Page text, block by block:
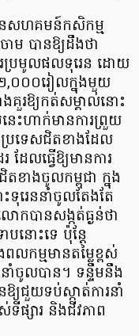
សហគមន៍កសិកម្ម
ាម បានឱ្យដឹងថា
ប្រមូលផលទុរេន ដោយ
២,០០០រៀលក្នុងមួយ
គួរឱ្យកត់សម្គាល់នោះ
ះហាក់មានការព្រួយ
ប្រទេសជិតខាងដែល
ែលធ្វើឱ្យមានការ
តខាងចូលកម្ពុជា ក្នុង
ះទុរេននាំចូលតែងតែ
ោកបានសង្កត់ធ្ងន់ថា
បនោះទេ ប៉ុន្តែ
លកម្មមានតម្លៃខ្ពស់
ាំចូលបាន។ ទន្ទឹមនឹង
យជួយទប់ស្កាត់ការនាំ
ផ្សារ និងជីវភាព